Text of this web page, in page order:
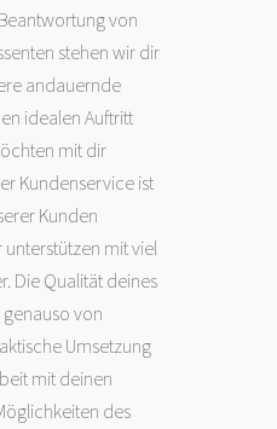
von
stehen wir dir
andauernde
idealen Auftritt
mit dir
Kundenservice ist
Kunden
mit viel
Die Qualität deines
genauso von
Umsetzung
mit deinen
des